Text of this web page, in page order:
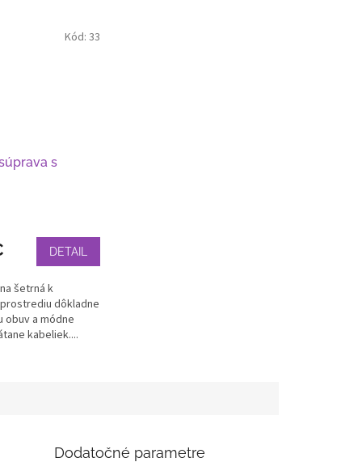
s
DETAIL
šetrná k
dôkladne
obuv a módne
kabeliek....
Kód:33
Dodatočné parametre